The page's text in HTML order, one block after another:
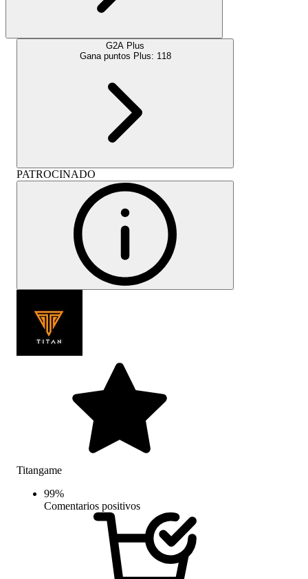
G2A Plus
Gana puntos Plus: 118
PATROCINADO
Titangame
99%
Comentarios positivos